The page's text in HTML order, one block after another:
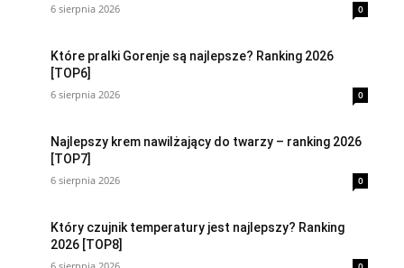
6 sierpnia 2026 0
Które pralki Gorenje są najlepsze? Ranking 2026
[TOP6]
6 sierpnia 2026 0
Najlepszy krem nawilżający do twarzy – ranking 2026
[TOP7]
6 sierpnia 2026 0
Który czujnik temperatury jest najlepszy? Ranking
2026 [TOP8]